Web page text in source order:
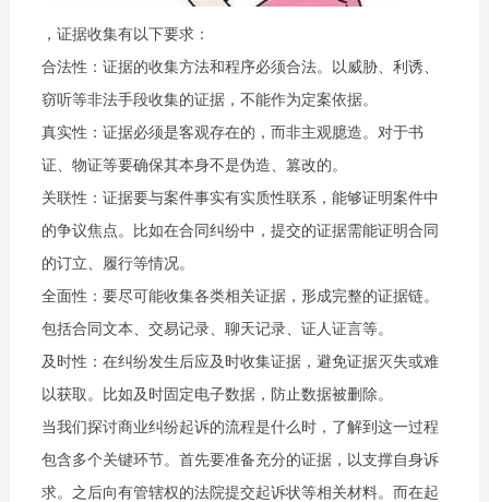
，证据收集有以下要求：
合法性：证据的收集方法和程序必须合法。以威胁、利诱、
窃听等非法手段收集的证据，不能作为定案依据。
真实性：证据必须是客观存在的，而非主观臆造。对于书
证、物证等要确保其本身不是伪造、篡改的。
关联性：证据要与案件事实有实质性联系，能够证明案件中
的争议焦点。比如在合同纠纷中，提交的证据需能证明合同
的订立、履行等情况。
全面性：要尽可能收集各类相关证据，形成完整的证据链。
包括合同文本、交易记录、聊天记录、证人证言等。
及时性：在纠纷发生后应及时收集证据，避免证据灭失或难
以获取。比如及时固定电子数据，防止数据被删除。
当我们探讨商业纠纷起诉的流程是什么时，了解到这一过程
包含多个关键环节。首先要准备充分的证据，以支撑自身诉
求。之后向有管辖权的法院提交起诉状等相关材料。而在起